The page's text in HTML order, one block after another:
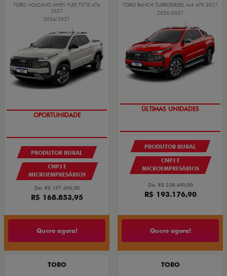
TORO VOLCANO MHEV FLEX T270 AT6
2027
2026/2027
OPORTUNIDADE
PRODUTOR RURAL
CNPJ E
MICROEMPRESÁRIOS
De: R$ 197.490,00
R$ 168.853,95
Quero agora!
TORO RANCH TURBODIESEL 4x4 AT9 2027
2026/2027
GRANDE CHANCE FIAT
PRODUTOR RURAL
CNPJ E
MICROEMPRESÁRIOS
De: R$ 238.490,00
R$ 193.176,90
Quero agora!
TORO TORO